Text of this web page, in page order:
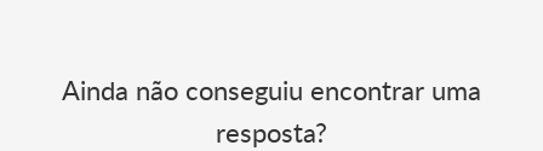
Ainda não conseguiu encontrar uma
resposta?